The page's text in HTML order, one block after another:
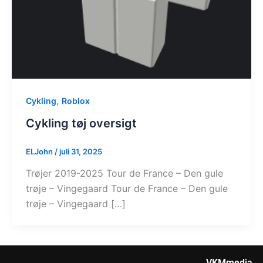
Cykling, Roblox
Cykling tøj oversigt
ELJohn /juli 31, 2025
Trøjer 2019-2025 Tour de France – Den gule
trøje – Vingegaard Tour de France – Den gule
trøje – Vingegaard […]